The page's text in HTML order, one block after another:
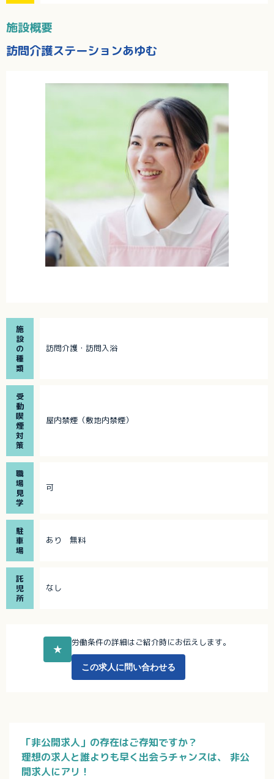
施設概要
訪問介護ステーションあゆむ
施
設
の
種
類
訪問介護・訪問入浴
受
動
喫
煙
対
策
屋内禁煙（敷地内禁煙）
職
場
見
学
可
駐
車
場
あり 無料
託
児
所
なし
★
労働条件の詳細はご紹介時にお伝えします。
この求人に問い合わせる
「非公開求人」の存在はご存知ですか？
理想の求人と誰よりも早く出会うチャンスは、
非公
開求人にアリ！